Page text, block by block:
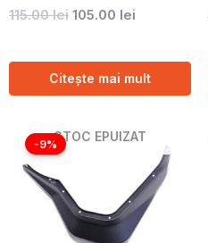
115.00lei 105.00 lei
Citește mai mult
STOC EPUIZAT
-9%
inițial
115.00 lei.
curent
este:
105.00 lei.